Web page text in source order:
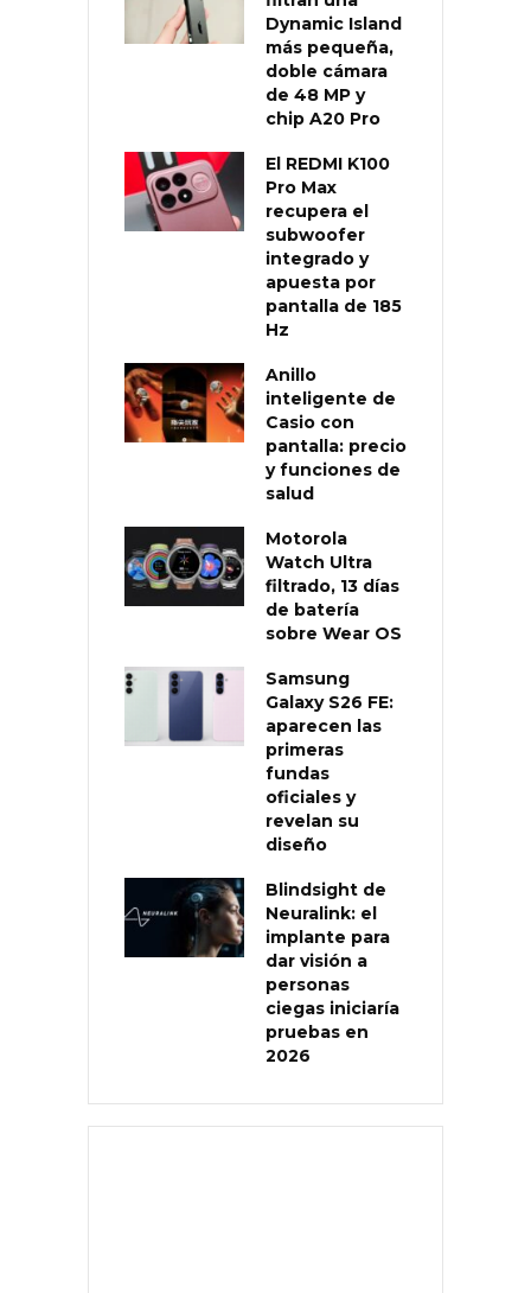
Dynamic Island
más pequeña,
doble cámara
de 48 MP y
chip A20 Pro
El REDMI K100
Pro Max
recupera el
subwoofer
integrado y
apuesta por
pantalla de 185
Hz
Anillo
inteligente de
Casio con
pantalla: precio
y funciones de
salud
Motorola
Watch Ultra
filtrado, 13 días
de batería
sobre Wear OS
Samsung
Galaxy S26 FE:
aparecen las
primeras
fundas
oficiales y
revelan su
diseño
Blindsight de
Neuralink: el
implante para
dar visión a
personas
ciegas iniciaría
pruebas en
2026